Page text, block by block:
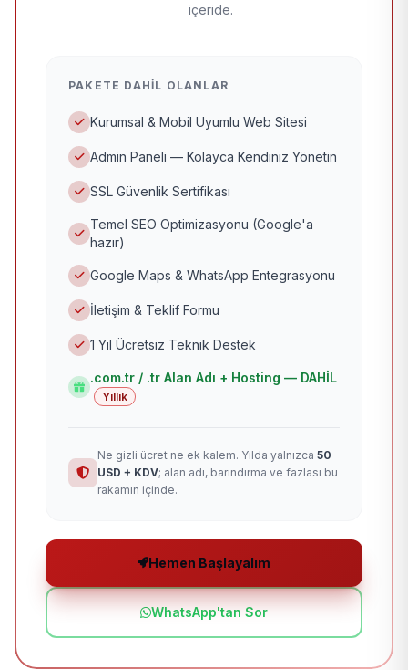
içeride.
PAKETE DAHIL OLANLAR
Kurumsal & Mobil Uyumlu Web Sitesi
Admin Paneli — Kolayca Kendiniz Yönetin
SSL Güvenlik Sertifikası
Temel SEO Optimizasyonu (Google'a
hazır)
Google Maps & WhatsApp Entegrasyonu
İletişim & Teklif Formu
1 Yıl Ücretsiz Teknik Destek
.com.tr / .tr Alan Adı + Hosting — DAHİL
Yıllık
Ne gizli ücret ne ek kalem. Yılda yalnızca 50
USD + KDV; alan adı, barındırma ve fazlası bu
rakamın içinde.
Hemen Başlayalım
WhatsApp'tan Sor